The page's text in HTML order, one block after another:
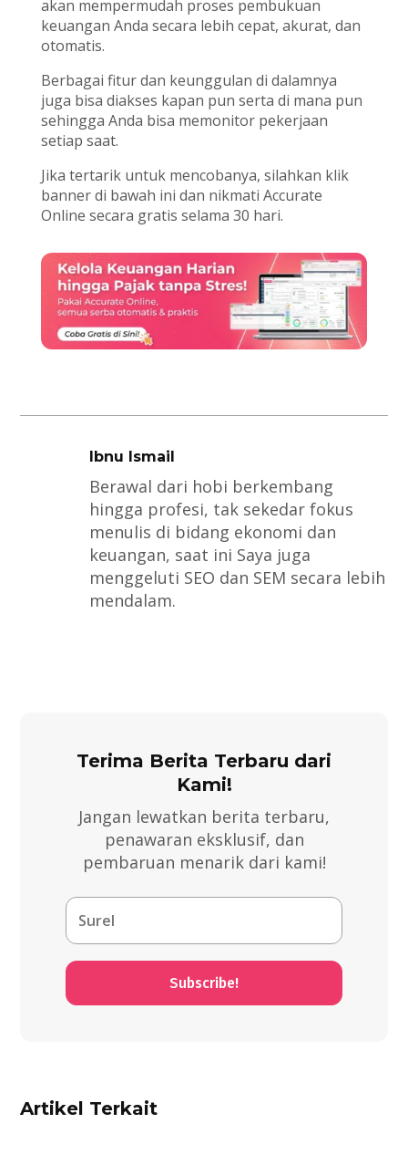
akan mempermudah proses pembukuan
keuangan Anda secara lebih cepat, akurat, dan
otomatis.
Berbagai fitur dan keunggulan di dalamnya
juga bisa diakses kapan pun serta di mana pun
sehingga Anda bisa memonitor pekerjaan
setiap saat.
Jika tertarik untuk mencobanya, silahkan klik
banner di bawah ini dan nikmati Accurate
Online secara gratis selama 30 hari.
Ibnu Ismail
Berawal dari hobi berkembang
hingga profesi, tak sekedar fokus
menulis di bidang ekonomi dan
keuangan, saat ini Saya juga
menggeluti SEO dan SEM secara lebih
mendalam.
Terima Berita Terbaru dari
Kami!
Jangan lewatkan berita terbaru,
penawaran eksklusif, dan
pembaruan menarik dari kami!
Subscribe!
Artikel Terkait